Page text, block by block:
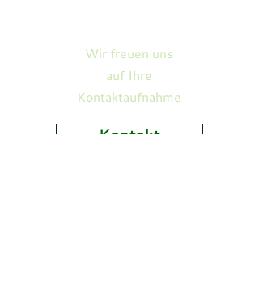
Wir freuen uns
auf Ihre
Kontaktaufnahme
Kontakt